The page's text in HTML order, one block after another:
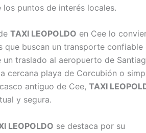
puntos de interés locales.
TAXI LEOPOLDO en Cee lo
que buscan un transporte confiable
un traslado al aeropuerto de
cercana playa de Corcubión o
antiguo de Cee, TAXI
y segura.
LEOPOLDO se destaca por su